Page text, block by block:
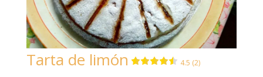
Tarta de limón 4.5 (2)